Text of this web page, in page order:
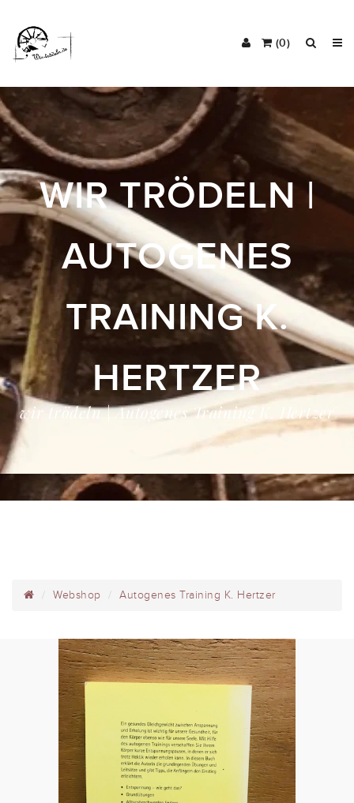
(0)
WIR TRÖDELN |
AUTOGENES
TRAINING K.
HERTZER
wir trödeln | Autogenes Training K. Hertzer
Webshop Autogenes Training K. Hertzer